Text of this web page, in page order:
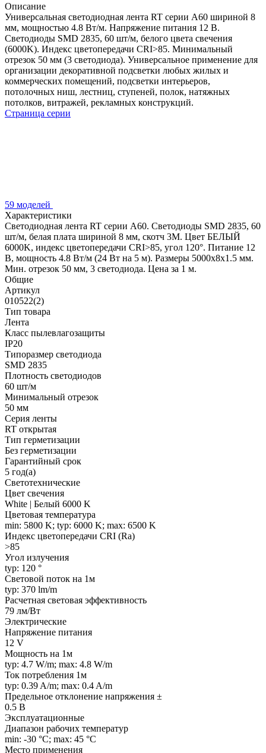
Описание
Универсальная светодиодная лента RT серии A60 шириной 8
мм, мощностью 4.8 Вт/м. Напряжение питания 12 В.
Светодиоды SMD 2835, 60 шт/м, белого цвета свечения
(6000K). Индекс цветопередачи CRI>85. Минимальный
отрезок 50 мм (3 светодиода). Универсальное применение для
организации декоративной подсветки любых жилых и
коммерческих помещений, подсветки интерьеров,
потолочных ниш, лестниц, ступеней, полок, натяжных
потолков, витражей, рекламных конструкций.
Страница серии
59 моделей
Характеристики
Светодиодная лента RT серии A60. Светодиоды SMD 2835, 60
шт/м, белая плата шириной 8 мм, скотч 3M. Цвет БЕЛЫЙ
6000K, индекс цветопередачи CRI>85, угол 120°. Питание 12
В, мощность 4.8 Вт/м (24 Вт на 5 м). Размеры 5000x8x1.5 мм.
Мин. отрезок 50 мм, 3 светодиода. Цена за 1 м.
Общие
Артикул
010522(2)
Тип товара
Лента
Класс пылевлагозащиты
IP20
Типоразмер светодиода
SMD 2835
Плотность светодиодов
60 шт/м
Минимальный отрезок
50 мм
Серия ленты
RT открытая
Тип герметизации
Без герметизации
Гарантийный срок
5 год(а)
Светотехнические
Цвет свечения
White | Белый 6000 K
Цветовая температура
min: 5800 K; typ: 6000 K; max: 6500 K
Индекс цветопередачи CRI (Ra)
>85
Угол излучения
typ: 120 °
Световой поток на 1м
typ: 370 lm/m
Расчетная световая эффективность
79 лм/Вт
Электрические
Напряжение питания
12 V
Мощность на 1м
typ: 4.7 W/m; max: 4.8 W/m
Ток потребления 1м
typ: 0.39 A/m; max: 0.4 A/m
Предельное отклонение напряжения ±
0.5 В
Эксплуатационные
Диапазон рабочих температур
min: -30 °C; max: 45 °C
Место применения